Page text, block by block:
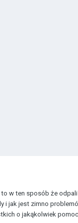
w ten sposób że
jak jest zimno
o jakąkolwiek